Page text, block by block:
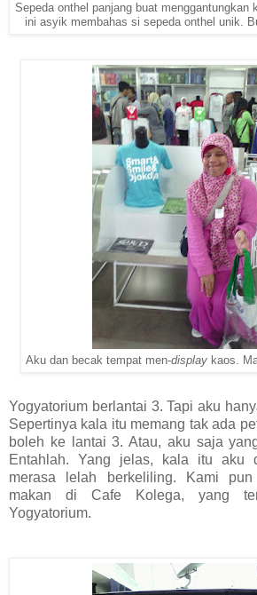
Sepeda onthel panjang buat menggantungkan
ini asyik membahas si sepeda onthel unik.
Aku dan becak tempat men-displaykaos.
Yogyatorium berlantai 3. Tapi aku
Sepertinya kala itu memang tak ada
boleh ke lantai 3. Atau, aku saja
Entahlah. Yang jelas, kala itu aku
merasa lelah berkeliling. Kami pun
makan di Cafe Kolega, yang
Yogyatorium.